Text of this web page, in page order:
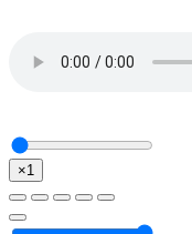
×1